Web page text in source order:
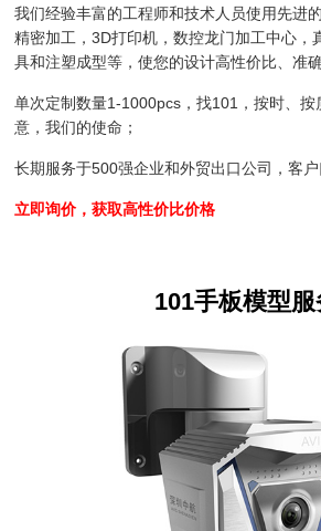
我们经验丰富的工程师和技术人员使用先进
精密加工，3D打印机，数控龙门加工中心，
具和注塑成型等，使您的设计高性价比、准
单次定制数量1-1000pcs，找101，按时、
意，我们的使命；
长期服务于500强企业和外贸出口公司，客户
立即询价，获取高性价比价格
101手板模型服